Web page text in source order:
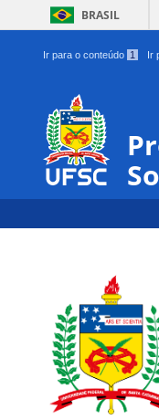
BRASIL
Ir para o conteúdo 1 Ir